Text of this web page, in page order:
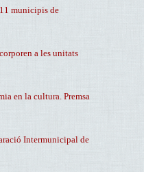
municipis de
a les unitats
en la cultura. Premsa
Intermunicipal de